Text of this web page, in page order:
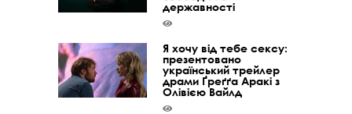
державності
Я хочу від тебе сексу:
презентовано
український трейлер
драми Ґреґґа Аракі з
Олівією Вайлд